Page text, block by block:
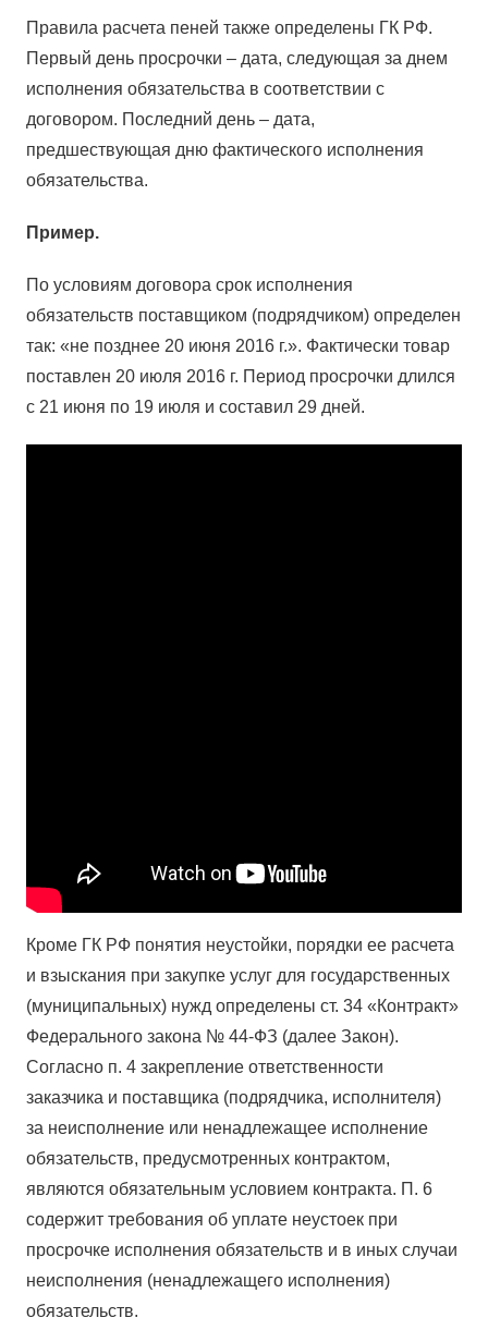
Правила расчета пеней также определены ГК РФ.
Первый день просрочки – дата, следующая за днем
исполнения обязательства в соответствии с
договором. Последний день – дата,
предшествующая дню фактического исполнения
обязательства.
Пример.
По условиям договора срок исполнения
обязательств поставщиком (подрядчиком) определен
так: «не позднее 20 июня 2016 г.». Фактически товар
поставлен 20 июля 2016 г. Период просрочки длился
с 21 июня по 19 июля и составил 29 дней.
Кроме ГК РФ понятия неустойки, порядки ее расчета
и взыскания при закупке услуг для государственных
(муниципальных) нужд определены ст. 34 «Контракт»
Федерального закона № 44-ФЗ (далее Закон).
Согласно п. 4 закрепление ответственности
заказчика и поставщика (подрядчика, исполнителя)
за неисполнение или ненадлежащее исполнение
обязательств, предусмотренных контрактом,
являются обязательным условием контракта. П. 6
содержит требования об уплате неустоек при
просрочке исполнения обязательств и в иных случаи
неисполнения (ненадлежащего исполнения)
обязательств.